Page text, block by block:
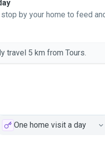
by your home to feed
travel 5 km from Tours.
One home visit a day